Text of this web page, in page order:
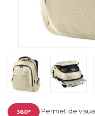
LA SOCIÉTÉ
SERVICES
ROADSHOWS, FORUM
MARQUES & CERTIFICATS
TECHNIQUES MARQUAGE
BLOG
CONTACT
360° Permet de